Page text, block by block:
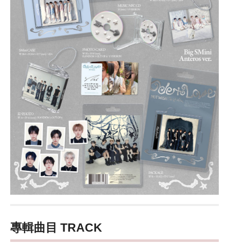
專輯曲目 TRACK